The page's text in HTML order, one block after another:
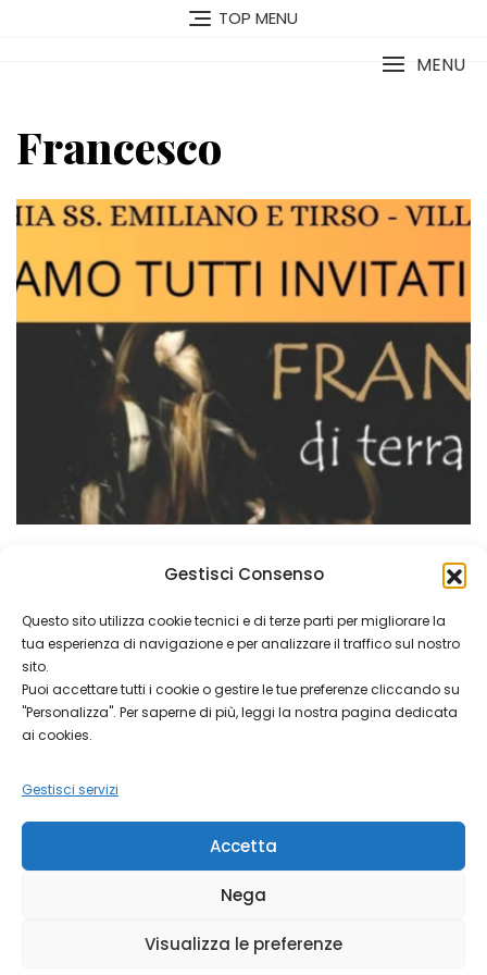
Gestisci Consenso
Questo sito utilizza cookie tecnici e di terze parti per migliorare la
tua esperienza di navigazione e per analizzare il traffico sul nostro
sito.
Puoi accettare tutti i cookie o gestire le tue preferenze cliccando su
"Personalizza". Per saperne di più, leggi la nostra pagina dedicata
ai cookies.
Gestisci servizi
Accetta
Nega
Visualizza le preferenze
TOP MENU
MENU
Francesco
Ago 24, 2025 Parrocchia CommentOn
PALIO 2025 Francesco di terra e vento – Giovedí 11
settembre 2025 Vi aspettiamo Giovedí
Copyright © 2026 Parrocchia di Villa Carcina.